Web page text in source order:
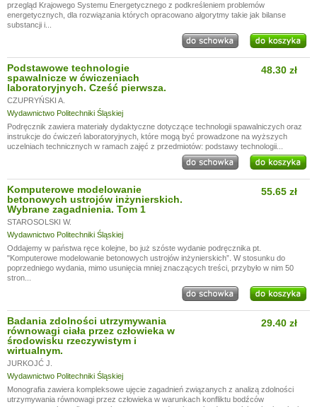
przegląd Krajowego Systemu Energetycznego z podkreśleniem problemów
energetycznych, dla rozwiązania których opracowano algorytmy takie jak bilanse
substancji i...
Podstawowe technologie
spawalnicze w ćwiczeniach
laboratoryjnych. Cześć pierwsza.
CZUPRYŃSKI A.
Wydawnictwo Politechniki Śląskiej
48.30 zł
Podręcznik zawiera materiały dydaktyczne dotyczące technologii spawalniczych oraz
instrukcje do ćwiczeń laboratoryjnych, które mogą być prowadzone na wyższych
uczelniach technicznych w ramach zajęć z przedmiotów: podstawy technologii...
Komputerowe modelowanie
betonowych ustrojów inżynierskich.
Wybrane zagadnienia. Tom 1
STAROSOLSKI W.
Wydawnictwo Politechniki Śląskiej
55.65 zł
Oddajemy w państwa ręce kolejne, bo już szóste wydanie podręcznika pt.
"Komputerowe modelowanie betonowych ustrojów inżynierskich”. W stosunku do
poprzedniego wydania, mimo usunięcia mniej znaczących treści, przybyło w nim 50
stron...
Badania zdolności utrzymywania
równowagi ciała przez człowieka w
środowisku rzeczywistym i
wirtualnym.
JURKOJĆ J.
Wydawnictwo Politechniki Śląskiej
29.40 zł
Monografia zawiera kompleksowe ujęcie zagadnień związanych z analizą zdolności
utrzymywania równowagi przez człowieka w warunkach konfliktu bodźców